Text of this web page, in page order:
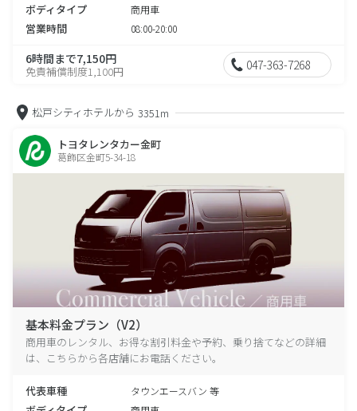
ボディタイプ 商用車
営業時間 08:00-20:00
6時間まで7,150円
免責補償制度1,100円 047-363-7268
松戸シティホテルから 3351m
トヨタレンタカー金町
葛飾区金町5-34-18
基本料金プラン（V2）
商用車のレンタル、お得な割引料金や予約、乗り捨てなどの詳細
は、こちらから各店舗にお電話ください。
代表車種 タウンエースバン 等